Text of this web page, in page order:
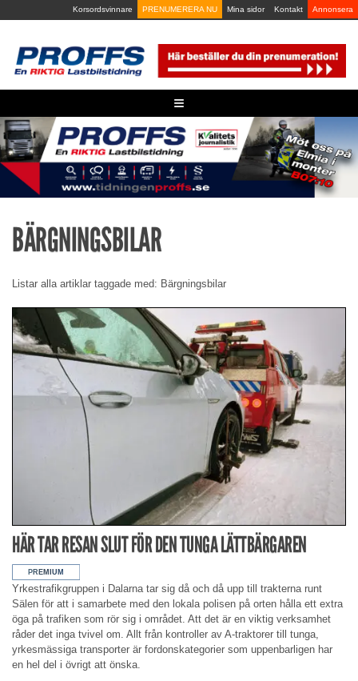
to
Korsordsvinnare PRENUMERERA NU Mina sidor Kontakt Annonsera
≡
BÄRGNINGSBILAR
Listar alla artiklar taggade med: Bärgningsbilar
HÄR TAR RESAN SLUT FÖR DEN TUNGA LÄTTBÄRGAREN
Yrkestrafikgruppen i Dalarna tar sig då och då upp till trakterna runt
Sälen för att i samarbete med den lokala polisen på orten hålla ett extra
öga på trafiken som rör sig i området. Att det är en viktig verksamhet
råder det inga tvivel om. Allt från kontroller av A-traktorer till tunga,
yrkesmässiga transporter är fordonskategorier som uppenbarligen har
en hel del i övrigt att önska.